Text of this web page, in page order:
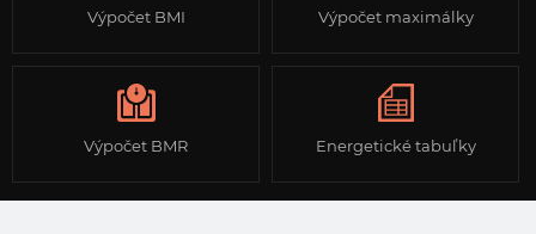
Výpočet BMI Výpočet maximálky
Výpočet BMR Energetické tabuľky